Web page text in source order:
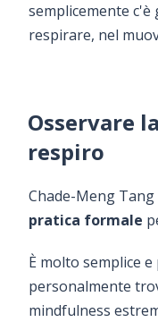
semplicemente c'è
respirare, nel
Osservare
respiro
Chade-Meng
pratica formale
È molto semplice
personalmente
mindfulness